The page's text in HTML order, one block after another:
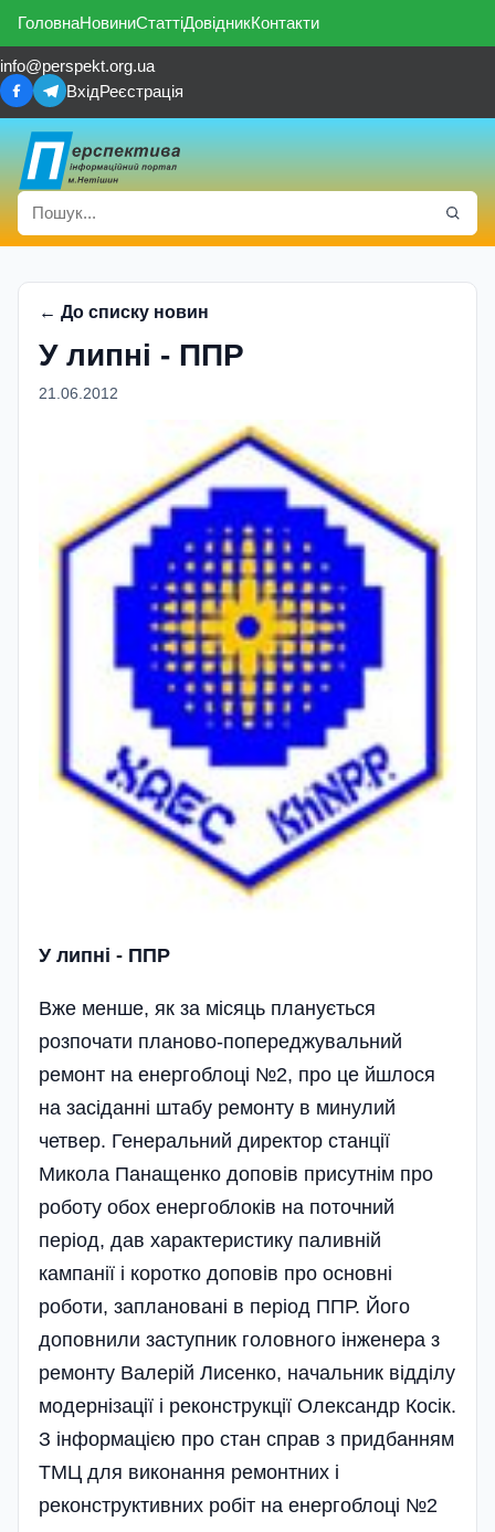
ГоловнаНовиниСтаттіДовідникКонтакти
info@perspekt.org.ua
ВхідРеєстрація
← До списку новин
У липнi - ППР
21.06.2012
У липнi - ППР
Вже менше, як за місяць планується
розпочати планово-попереджувальний
ремонт на енерго­блоці №2, про це йшлося
на засіданні штабу ремонту в минулий
четвер. Генеральний директор станції
Микола Панащенко доповів присутнім про
роботу обох енергоблоків на поточний
період, дав характеристику паливній
кампанії і коротко доповів про основні
роботи, заплановані в період ППР. Його
доповнили заступник головного інженера з
ремонту Валерій Лисенко, начальник відділу
модернізації і реконструкції Олександр Косік.
З інформацією про стан справ з придбанням
ТМЦ для виконання ремонтних і
реконструктивних робіт на енергоблоці №2